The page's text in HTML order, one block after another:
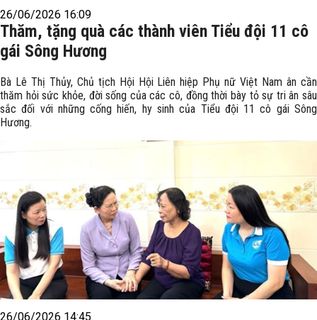
26/06/2026 16:09
Thăm, tặng quà các thành viên Tiểu đội 11 cô
gái Sông Hương
Bà Lê Thị Thủy, Chủ tịch Hội Hội Liên hiệp Phụ nữ Việt Nam ân cần
thăm hỏi sức khỏe, đời sống của các cô, đồng thời bày tỏ sự tri ân sâu
sắc đối với những cống hiến, hy sinh của Tiểu đội 11 cô gái Sông
Hương.
26/06/2026 14:45